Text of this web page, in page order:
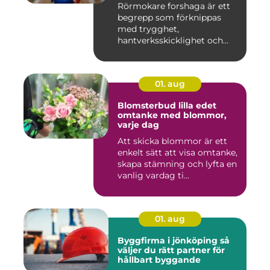
Rörmokare forshaga är ett
begrepp som förknippas
med trygghet,
hantverksskicklighet och
01. aug
Blomsterbud lilla edet
omtanke med blommor,
varje dag
Att skicka blommor är ett
enkelt sätt att visa omtanke,
skapa stämning och lyfta en
vanlig vardag ti...
01. aug
Byggfirma i jönköping så
väljer du rätt partner för
hållbart byggande